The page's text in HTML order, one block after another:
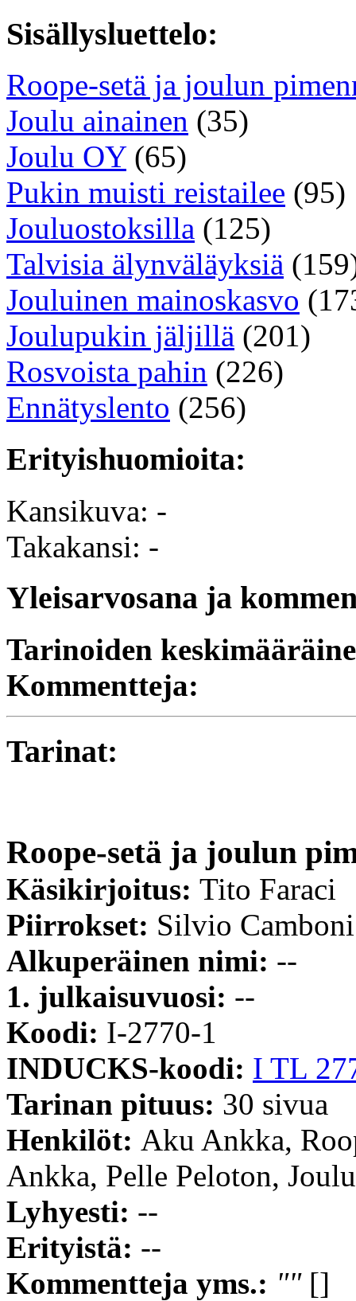
Sisällysluettelo:
Roope-setä ja joulun
Joulu ainainen (35)
Joulu OY(65)
Pukin muisti reistailee (95)
Jouluostoksilla (125)
Talvisia älynväläyksiä
Jouluinen mainoskasvo
Joulupukin jäljillä (201)
Rosvoista pahin (226)
Ennätyslento (256)
Erityishuomioita:
Kansikuva: -
Takakansi: -
Yleisarvosana ja
Tarinoiden
Kommentteja:
Tarinat:
Roope-setä ja joulun
Käsikirjoitus: Tito Faraci
Piirrokset: Silvio Camboni
Alkuperäinen nimi: --
1. julkaisuvuosi: --
Koodi: I-2770-1
INDUCKS-koodi: I TL
Tarinan pituus: 30 sivua
Henkilöt: Aku Ankka,
Ankka, Pelle Peloton,
Lyhyesti: --
Erityistä: --
Kommentteja yms.: ""[]